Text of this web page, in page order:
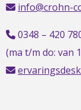
info@crohn-
0348 – 420
(ma t/m do: van